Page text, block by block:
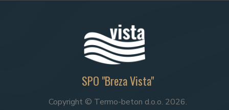
SPO "Breza Vista"
Copyright © Termo-beton d.o.o. 2026.